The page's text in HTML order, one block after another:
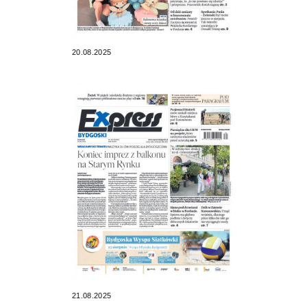
20.08.2025
21.08.2025